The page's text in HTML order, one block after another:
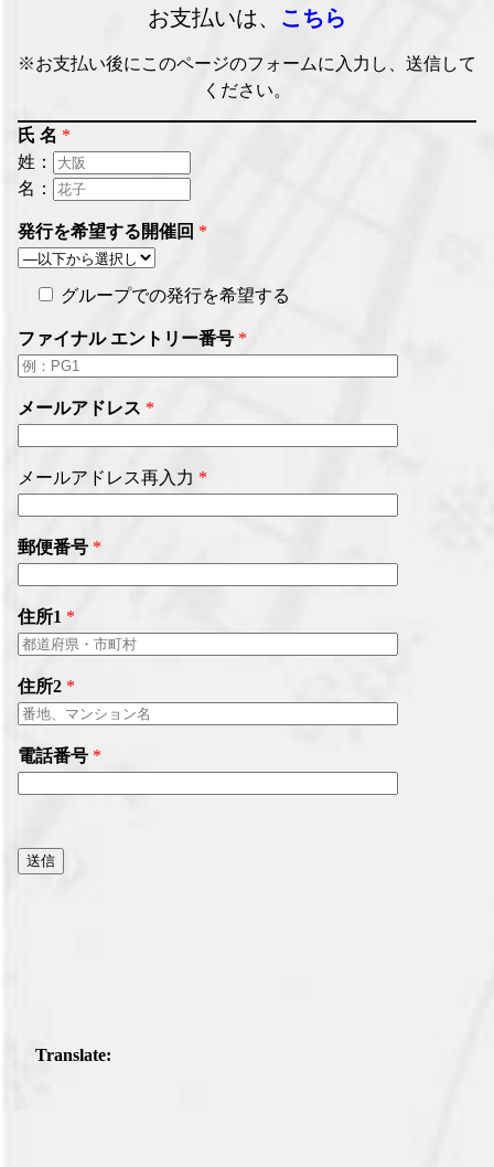
お支払いは、 こちら
※お支払い後にこのページのフォームに入力し、送信して
ください。
氏 名 *
姓：
名：
発行を希望する開催回 *
グループでの発行を希望する
ファイナル エントリー番号 *
メールアドレス *
メールアドレス再入力 *
郵便番号 *
住所1 *
住所2 *
電話番号 *
Translate: